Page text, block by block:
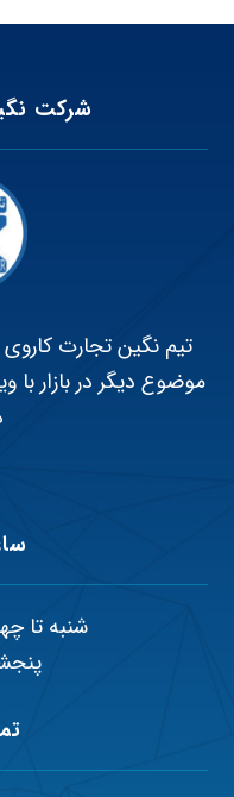
شرکت
تیم نگین تجارت
موضوع دیگر در بازار با
شنبه تا
پنجشنبه